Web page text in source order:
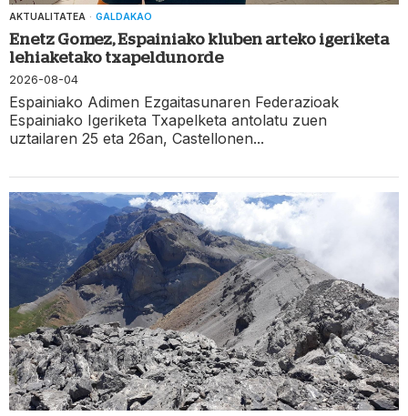
AKTUALITATEA · GALDAKAO
Enetz Gomez, Espainiako kluben arteko igeriketa
lehiaketako txapeldunorde
2026-08-04
Espainiako Adimen Ezgaitasunaren Federazioak
Espainiako Igeriketa Txapelketa antolatu zuen
uztailaren 25 eta 26an, Castellonen...